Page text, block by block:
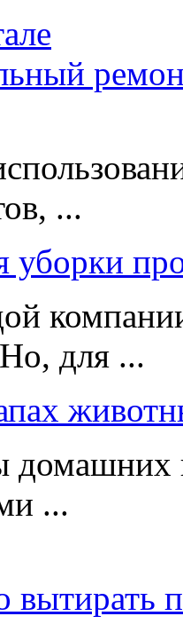
...
уборки
для ...
домашних
...
вытирать